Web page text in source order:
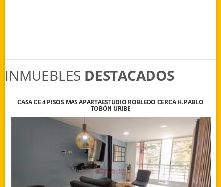
INMUEBLES DESTACADOS
CASA DE 4 PISOS MÁS APARTAESTUDIO ROBLEDO CERCA H. PABLO
TOBÓN URIBE